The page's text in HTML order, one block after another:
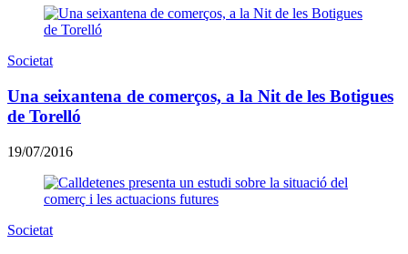
Societat
Una seixantena de comerços, a la Nit de les Botigues
de Torelló
19/07/2016
Societat